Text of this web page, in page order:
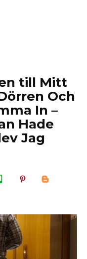
till Mitt
Och
In –
Hade
Jag